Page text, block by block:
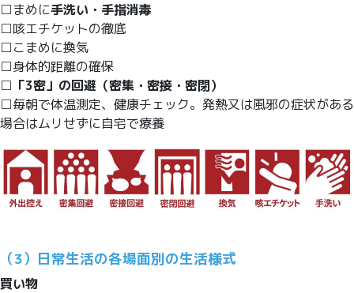
□まめに手洗い・手指消毒
□咳エチケットの徹底
□こまめに換気
□身体的距離の確保
□ 「3密」の回避（密集・密接・密閉）
□毎朝で体温測定、健康チェック。発熱又は風邪の症状がある
場合はムリせずに自宅で療養
（3）日常生活の各場面別の生活様式
買い物